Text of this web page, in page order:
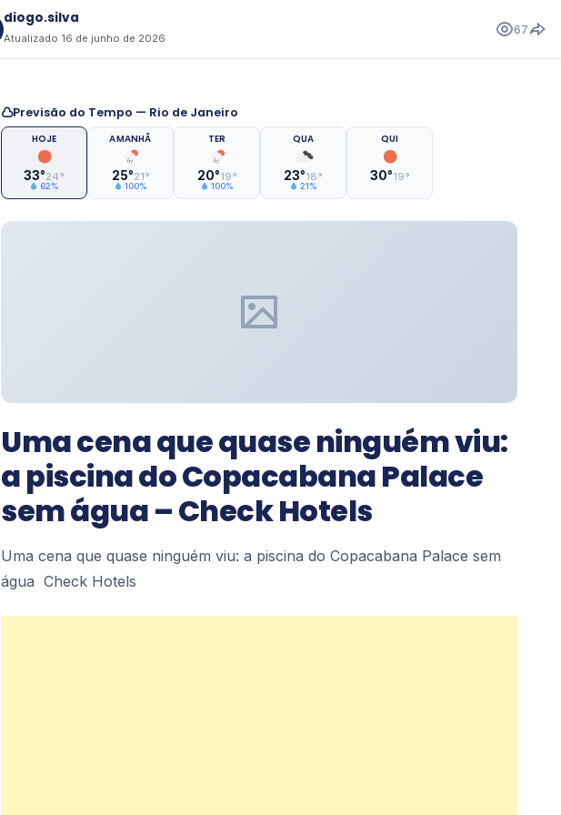
diogo.silva
Atualizado 16 de junho de 2026
67
Previsão do Tempo — Rio de Janeiro
HOJE
33°24°
62%
AMANHÃ
25°21°
100%
TER
20°19°
100%
QUA
23°18°
21%
QUI
30°19°
Uma cena que quase ninguém viu:
a piscina do Copacabana Palace
sem água – Check Hotels
Uma cena que quase ninguém viu: a piscina do Copacabana Palace sem
água Check Hotels